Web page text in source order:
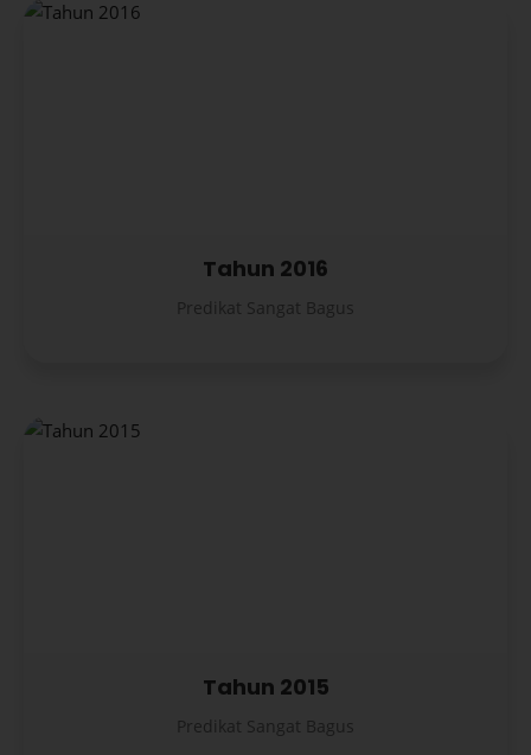
Tahun 2016
Predikat Sangat Bagus
Tahun 2015
Predikat Sangat Bagus